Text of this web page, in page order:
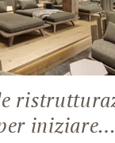
iniziare…